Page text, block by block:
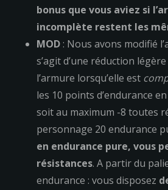
bonus que vous aviez si
incomplète restent les
MOD: Nous avons modifié
s’agit d’une réduction
l’armure lorsqu’elle est
les 10 points d’endurance
soit au maximum -8 toutes
personnage 20 endurance
en endurance pure, vous
résistances. A partir du
endurance : vous disposez